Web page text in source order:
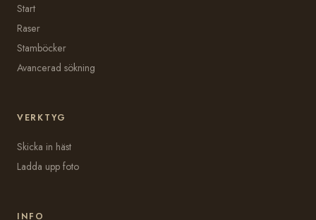
Start
Raser
Stamböcker
Avancerad sökning
VERKTYG
Skicka in häst
Ladda upp foto
INFO